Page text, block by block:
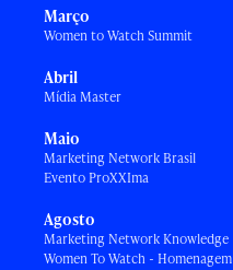
Março
Women to Watch Summit
Abril
Mídia Master
Maio
Marketing Network Brasil
Evento ProXXIma
Agosto
Marketing Network Knowledge
Women To Watch - Homenagem